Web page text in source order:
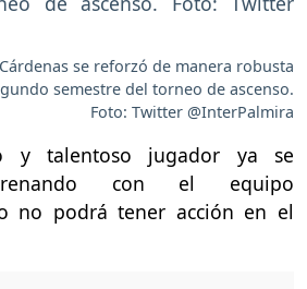
se reforzó de manera robusta
semestre del torneo de ascenso.
Foto: Twitter @InterPalmira
y talentoso jugador ya se
con el equipo
no podrá tener acción en el